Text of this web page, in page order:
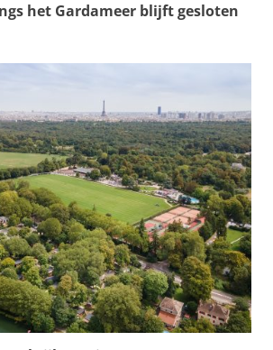
het Gardameer blijft gesloten